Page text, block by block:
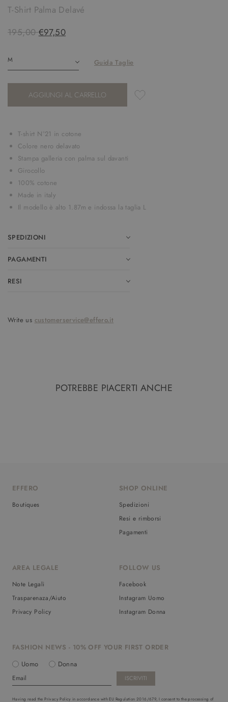
T-Shirt Palma Delavé
195,00 €97,50
Guida Taglie
AGGIUNGI AL CARRELLO
T-shirt N°21 in cotone
Colore nero delavato
Stampa galleria con palma sul davanti
Girocollo
100% cotone
Made in italy
Il modello è alto 1.87m e indossa la taglia L
SPEDIZIONI
PAGAMENTI
RESI
Write us customerservice@effero.it
POTREBBE PIACERTI ANCHE
EFFERO
Boutiques
SHOP ONLINE
Spedizioni
Resi e rimborsi
Pagamenti
AREA LEGALE
Note Legali
Trasparenaza/Aiuto
Privacy Policy
FOLLOW US
Facebook
Instagram Uomo
Instagram Donna
FASHION NEWS - 10% OFF YOUR FIRST ORDER
Uomo
Donna
Having read the Privacy Policy in accordance with EU Regulation 2016/679, I consent to the processing of